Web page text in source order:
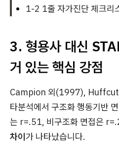
1-2 1줄 자가진단 체크리
3. 형용사 대신
거 있는 핵심 강점
Campion 외(1997),
타분석에서 구조화 행동기반
는 r=.51, 비구조화 면접은
차이가 나타났습니다.